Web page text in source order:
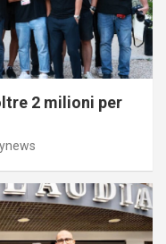
2 milioni per